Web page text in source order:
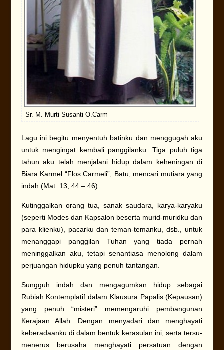
Sr. M. Murti Susanti O.Carm
Lagu ini begitu menyentuh batinku dan menggugah aku
untuk mengingat kembali panggilanku. Tiga puluh tiga
tahun aku telah menjalani hidup dalam keheningan di
Biara Karmel “Flos Carmeli”, Batu, mencari mutiara yang
indah (Mat. 13, 44 – 46).
Kutinggalkan orang tua, sanak saudara, karya-karyaku
(seperti Modes dan Kapsalon beserta murid-muridku dan
para klienku), pacarku dan teman-temanku, dsb., untuk
menanggapi panggilan Tuhan yang tiada pernah
meninggalkan aku, tetapi senantiasa menolong dalam
perjuangan hidupku yang penuh tantangan.
Sungguh indah dan mengagumkan hidup sebagai
Rubiah Kontemplatif dalam Klausura Papalis (Kepausan)
yang penuh “misteri” memengaruhi pembangunan
Kerajaan Allah. Dengan menyadari dan menghayati
keberadaanku di dalam bentuk kerasulan ini, serta tersu-
menerus berusaha menghayati persatuan dengan